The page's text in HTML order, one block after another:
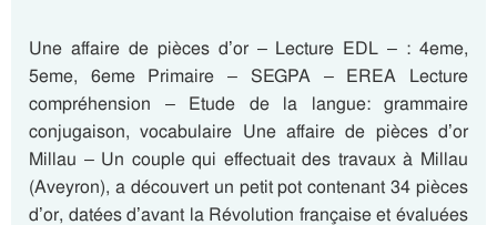
Une affaire de pièces d’or – Lecture EDL – : 4eme,
5eme, 6eme Primaire – SEGPA – EREA Lecture
compréhension – Etude de la langue: grammaire
conjugaison, vocabulaire Une affaire de pièces d’or
Millau – Un couple qui effectuait des travaux à Millau
(Aveyron), a découvert un petit pot contenant 34 pièces
d’or, datées d’avant la Révolution française et évaluées